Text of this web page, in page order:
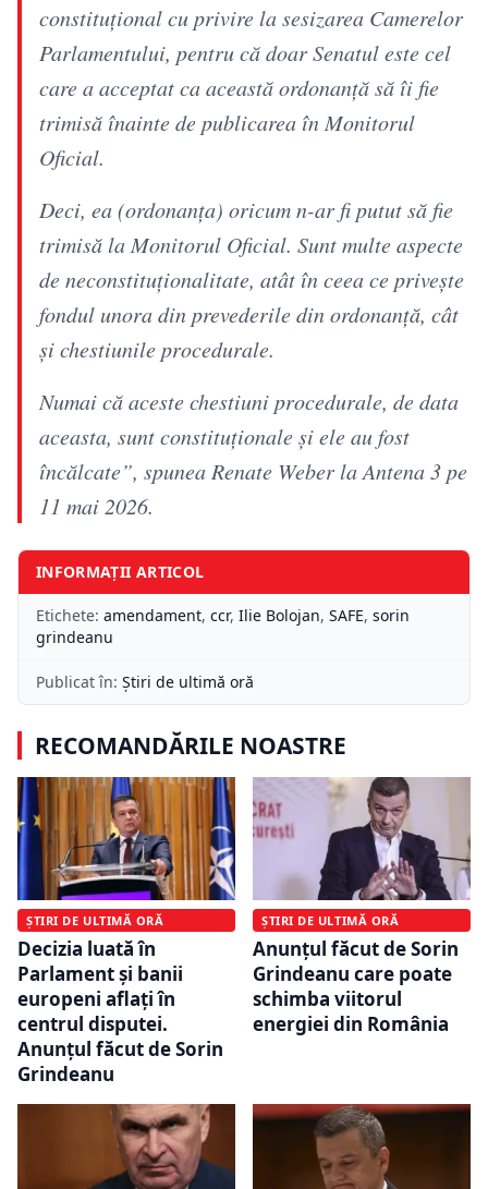
constituțional cu privire la sesizarea Camerelor
Parlamentului, pentru că doar Senatul este cel
care a acceptat ca această ordonanță să îi fie
trimisă înainte de publicarea în Monitorul
Oficial.
Deci, ea (ordonanța) oricum n-ar fi putut să fie
trimisă la Monitorul Oficial. Sunt multe aspecte
de neconstituționalitate, atât în ceea ce privește
fondul unora din prevederile din ordonanță, cât
și chestiunile procedurale.
Numai că aceste chestiuni procedurale, de data
aceasta, sunt constituționale și ele au fost
încălcate”, spunea Renate Weber la Antena 3 pe
11 mai 2026.
INFORMAȚII ARTICOL
Etichete: amendament, ccr, Ilie Bolojan, SAFE, sorin
grindeanu
Publicat în: Știri de ultimă oră
RECOMANDĂRILE NOASTRE
ȘTIRI DE ULTIMĂ ORĂ
Decizia luată în
Parlament și banii
europeni aflați în
centrul disputei.
Anunțul făcut de Sorin
Grindeanu
ȘTIRI DE ULTIMĂ ORĂ
Anunțul făcut de Sorin
Grindeanu care poate
schimba viitorul
energiei din România